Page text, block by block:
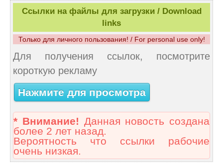
Ссылки на файлы для загрузки / Download
links
Только для личного пользования! / For personal use only!
Для получения ссылок, посмотрите
короткую рекламу
Нажмите для просмотра
* Внимание! Данная новость создана
более 2 лет назад.
Вероятность что ссылки рабочие
очень низкая.